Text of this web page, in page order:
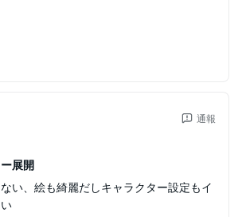
通報
展開
い、絵も綺麗だしキャラクター設定もイ